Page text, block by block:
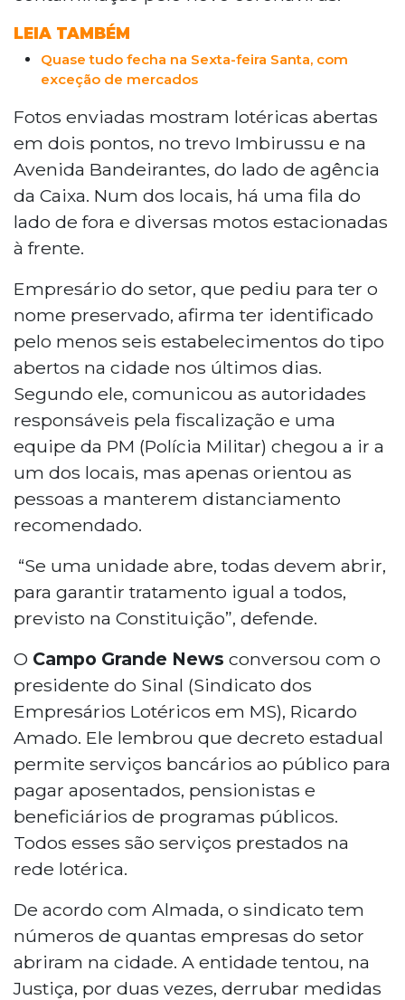
LEIA TAMBÉM
Quase tudo fecha na Sexta-feira Santa, com
exceção de mercados
Fotos enviadas mostram lotéricas abertas
em dois pontos, no trevo Imbirussu e na
Avenida Bandeirantes, do lado de agência
da Caixa. Num dos locais, há uma fila do
lado de fora e diversas motos estacionadas
à frente.
Empresário do setor, que pediu para ter o
nome preservado, afirma ter identificado
pelo menos seis estabelecimentos do tipo
abertos na cidade nos últimos dias.
Segundo ele, comunicou as autoridades
responsáveis pela fiscalização e uma
equipe da PM (Polícia Militar) chegou a ir a
um dos locais, mas apenas orientou as
pessoas a manterem distanciamento
recomendado.
“Se uma unidade abre, todas devem abrir,
para garantir tratamento igual a todos,
previsto na Constituição”, defende.
O Campo Grande News conversou com o
presidente do Sinal (Sindicato dos
Empresários Lotéricos em MS), Ricardo
Amado. Ele lembrou que decreto estadual
permite serviços bancários ao público para
pagar aposentados, pensionistas e
beneficiários de programas públicos.
Todos esses são serviços prestados na
rede lotérica.
De acordo com Almada, o sindicato tem
números de quantas empresas do setor
abriram na cidade. A entidade tentou, na
Justiça, por duas vezes, derrubar medidas